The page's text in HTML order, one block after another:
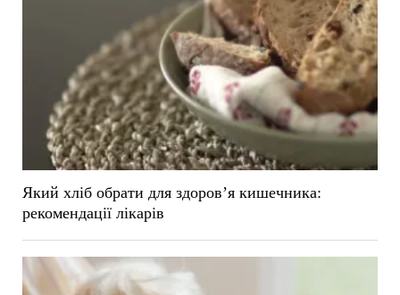
Який хліб обрати для здоров’я кишечника:
рекомендації лікарів